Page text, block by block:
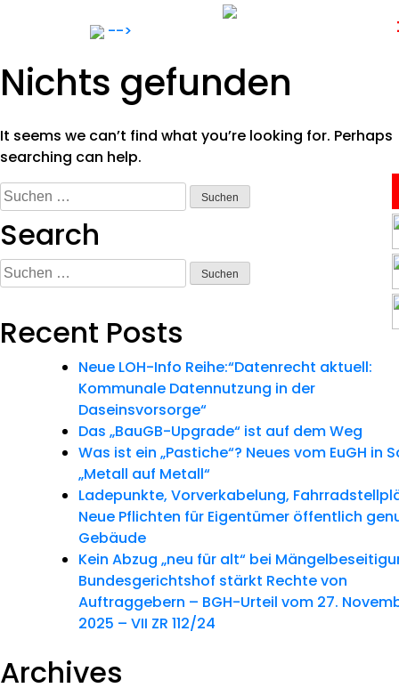
-->
Karriere
News
Nichts gefunden
It seems we can’t find what you’re looking for. Perhaps
searching can help.
Suchen
nach:
Search
Suchen
nach:
Recent Posts
Neue LOH-Info Reihe:“Datenrecht aktuell:
Kommunale Datennutzung in der
Daseinsvorsorge“
Das „BauGB-Upgrade“ ist auf dem Weg
Was ist ein „Pastiche“? Neues vom EuGH in
„Metall auf Metall“
Ladepunkte, Vorverkabelung,
Neue Pflichten für Eigentümer öffentlich
Gebäude
Kein Abzug „neu für alt“ bei
Bundesgerichtshof stärkt Rechte von
Auftraggebern – BGH-Urteil vom 27.
2025 – VII ZR 112/24
Archives